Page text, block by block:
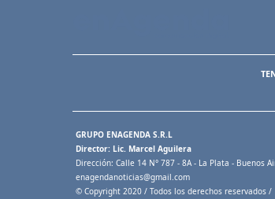
GRUPO ENAGENDA S.R.L
Director: Lic. Marcel Aguilera
Dirección: Calle 14 N° 787 - 8A - La Plata - Buenos
enagendanoticias@gmail.com
© Copyright 2020 / Todos los derechos reservados /